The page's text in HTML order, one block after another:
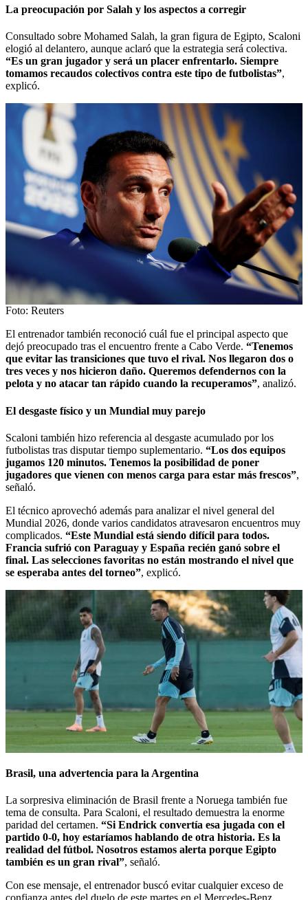
La preocupación por Salah y los aspectos a corregir
Consultado sobre Mohamed Salah, la gran figura de Egipto, Scaloni
elogió al delantero, aunque aclaró que la estrategia será colectiva.
“Es un gran jugador y será un placer enfrentarlo. Siempre
tomamos recaudos colectivos contra este tipo de futbolistas”,
explicó.
Foto: Reuters
El entrenador también reconoció cuál fue el principal aspecto que
dejó preocupado tras el encuentro frente a Cabo Verde. “Tenemos
que evitar las transiciones que tuvo el rival. Nos llegaron dos o
tres veces y nos hicieron daño. Queremos defendernos con la
pelota y no atacar tan rápido cuando la recuperamos”, analizó.
El desgaste físico y un Mundial muy parejo
Scaloni también hizo referencia al desgaste acumulado por los
futbolistas tras disputar tiempo suplementario. “Los dos equipos
jugamos 120 minutos. Tenemos la posibilidad de poner
jugadores que vienen con menos carga para estar más frescos”,
señaló.
El técnico aprovechó además para analizar el nivel general del
Mundial 2026, donde varios candidatos atravesaron encuentros muy
complicados. “Este Mundial está siendo difícil para todos.
Francia sufrió con Paraguay y España recién ganó sobre el
final. Las selecciones favoritas no están mostrando el nivel que
se esperaba antes del torneo”, explicó.
Brasil, una advertencia para la Argentina
La sorpresiva eliminación de Brasil frente a Noruega también fue
tema de consulta. Para Scaloni, el resultado demuestra la enorme
paridad del certamen. “Si Endrick convertía esa jugada con el
partido 0-0, hoy estaríamos hablando de otra historia. Es la
realidad del fútbol. Nosotros estamos alerta porque Egipto
también es un gran rival”, señaló.
Con ese mensaje, el entrenador buscó evitar cualquier exceso de